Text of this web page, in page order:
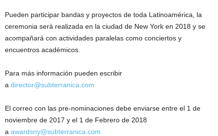
Pueden participar bandas y proyectos de toda Latinoamérica, la
ceremonia será realizada en la ciudad de New York en 2018 y se
acompañará con actividades paralelas como conciertos y
encuentros académicos.
Para más información pueden escribir
a director@subterranica.com
El correo con las pre-nominaciones debe enviarse entre el 1 de
noviembre de 2017 y el 1 de Febrero de 2018
a awardsny@subterranica.com